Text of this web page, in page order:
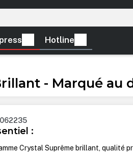
Hotline
- Marqué au
:
Crystal Suprême brillant, qualité